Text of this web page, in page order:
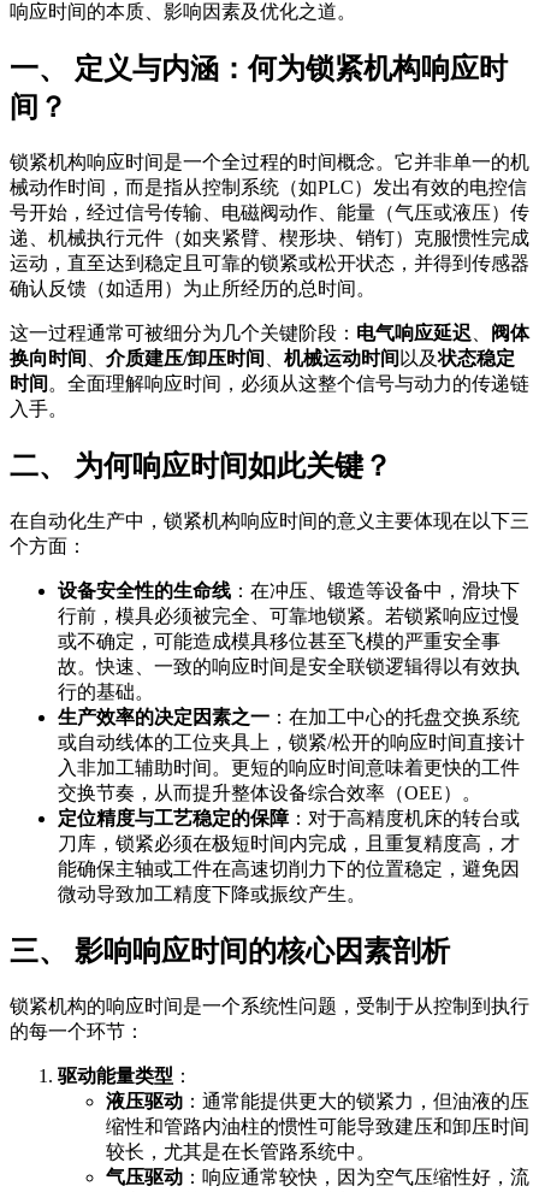
响应时间的本质、影响因素及优化之道。
一、 定义与内涵：何为锁紧机构响应时
间？
锁紧机构响应时间是一个全过程的时间概念。它并非单一的机
械动作时间，而是指从控制系统（如PLC）发出有效的电控信
号开始，经过信号传输、电磁阀动作、能量（气压或液压）传
递、机械执行元件（如夹紧臂、楔形块、销钉）克服惯性完成
运动，直至达到稳定且可靠的锁紧或松开状态，并得到传感器
确认反馈（如适用）为止所经历的总时间。
这一过程通常可被细分为几个关键阶段： 电气响应延迟
阀体
换向时间
介质建压/卸压时间 机械运动时间 以及状态稳定
时间 。全面理解响应时间，必须从这整个信号与动力的传递链
入手。
二、 为何响应时间如此关键？
在自动化生产中，锁紧机构响应时间的意义主要体现在以下三
个方面：
设备安全性的生命线 ：在冲压、锻造等设备中，滑块下
行前，模具必须被完全、可靠地锁紧。若锁紧响应过慢
或不确定，可能造成模具移位甚至飞模的严重安全事
故。快速、一致的响应时间是安全联锁逻辑得以有效执
行的基础。
生产效率的决定因素之一 ：在加工中心的托盘交换系统
或自动线体的工位夹具上，锁紧/松开的响应时间直接计
入非加工辅助时间。更短的响应时间意味着更快的工件
交换节奏，从而提升整体设备综合效率（OEE）。
定位精度与工艺稳定的保障：对于高精度机床的转台或
刀库，锁紧必须在极短时间内完成，且重复精度高，才
能确保主轴或工件在高速切削力下的位置稳定，避免因
微动导致加工精度下降或振纹产生。
三、 影响响应时间的核心因素剖析
锁紧机构的响应时间是一个系统性问题，受制于从控制到执行
的每一个环节：
驱动能量类型 ：
液压驱动 ：通常能提供更大的锁紧力，但油液的压
缩性和管路内油柱的惯性可能导致建压和卸压时间
较长，尤其是在长管路系统中。
气压驱动 ：响应通常较快，因为空气压缩性好，流